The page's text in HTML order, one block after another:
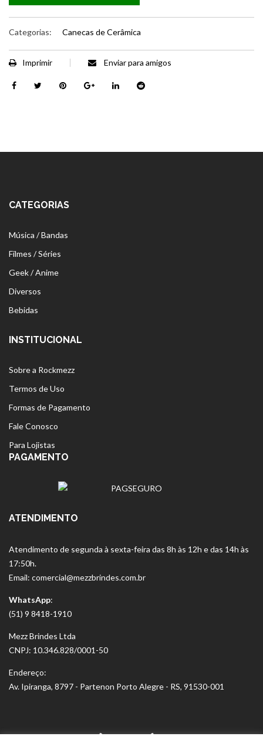
Categorias: Canecas de Cerâmica
Imprimir Enviar para amigos
CATEGORIAS
Música / Bandas
Filmes / Séries
Geek / Anime
Diversos
Bebidas
INSTITUCIONAL
Sobre a Rockmezz
Termos de Uso
Formas de Pagamento
Fale Conosco
Para Lojistas
PAGAMENTO
ATENDIMENTO
Atendimento de segunda à sexta-feira das 8h às 12h e das 14h às
17:50h.
Email: comercial@mezzbrindes.com.br
WhatsApp:
(51) 9 8418-1910
Mezz Brindes Ltda
CNPJ: 10.346.828/0001-50
Endereço:
Av. Ipiranga, 8797 - Partenon Porto Alegre - RS, 91530-001